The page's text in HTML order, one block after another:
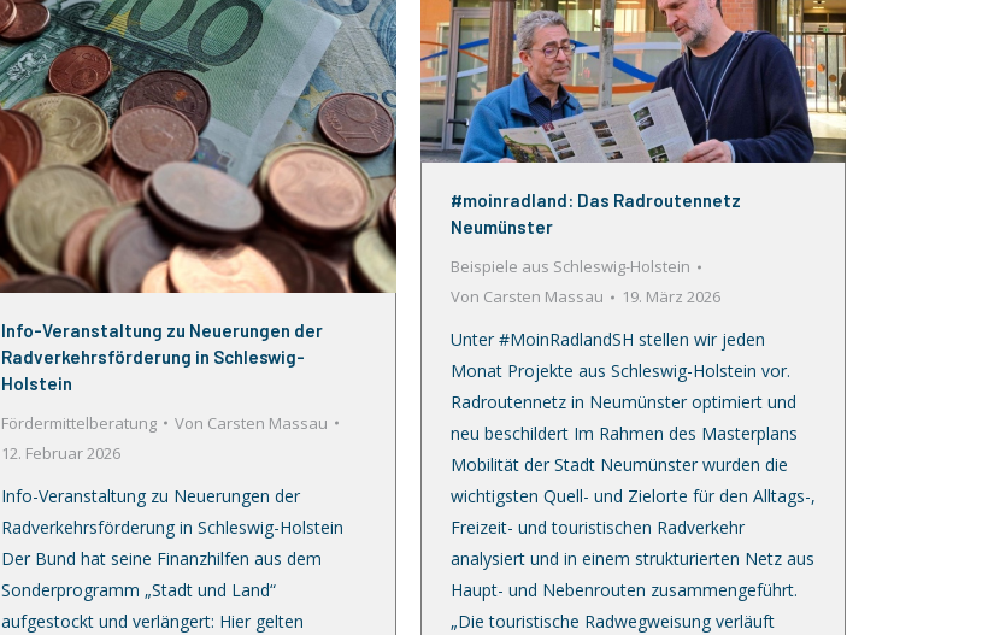
#moinradland: Das Radroutennetz
Neumünster
Beispiele aus Schleswig-Holstein
Von Carsten Massau 19. März 2026
Unter #MoinRadlandSH stellen wir jeden
Monat Projekte aus Schleswig-Holstein vor.
Radroutennetz in Neumünster optimiert und
neu beschildert Im Rahmen des Masterplans
Mobilität der Stadt Neumünster wurden die
wichtigsten Quell- und Zielorte für den Alltags-,
Freizeit- und touristischen Radverkehr
analysiert und in einem strukturierten Netz aus
Haupt- und Nebenrouten zusammengeführt.
„Die touristische Radwegweisung verläuft
Info-Veranstaltung zu Neuerungen der
Radverkehrsförderung in Schleswig-
Holstein
Fördermittelberatung
Von Carsten Massau
12. Februar 2026
Info-Veranstaltung zu Neuerungen der
Radverkehrsförderung in Schleswig-Holstein
Der Bund hat seine Finanzhilfen aus dem
Sonderprogramm „Stadt und Land“
aufgestockt und verlängert: Hier gelten